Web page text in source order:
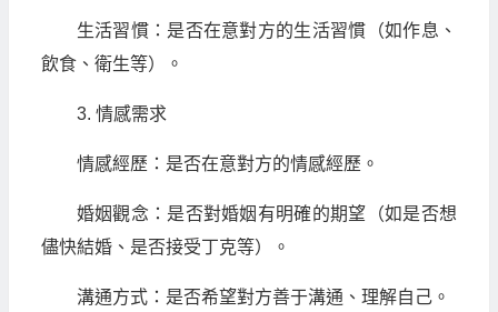
生活習慣：是否在意對方的生活習慣（如作息、
飲食、衛生等）。
3. 情感需求
情感經歷：是否在意對方的情感經歷。
婚姻觀念：是否對婚姻有明確的期望（如是否想
儘快結婚、是否接受丁克等）。
溝通方式：是否希望對方善于溝通、理解自己。